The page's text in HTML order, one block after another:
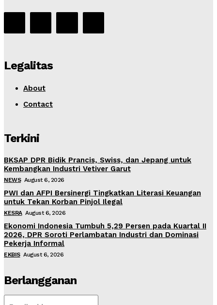
Legalitas
About
Contact
Terkini
BKSAP DPR Bidik Prancis, Swiss, dan Jepang untuk
Kembangkan Industri Vetiver Garut
NEWS August 6, 2026
PWI dan AFPI Bersinergi Tingkatkan Literasi Keuangan
untuk Tekan Korban Pinjol Ilegal
KESRA August 6, 2026
Ekonomi Indonesia Tumbuh 5,29 Persen pada Kuartal II
2026, DPR Soroti Perlambatan Industri dan Dominasi
Pekerja Informal
EKBIS August 6, 2026
Berlangganan